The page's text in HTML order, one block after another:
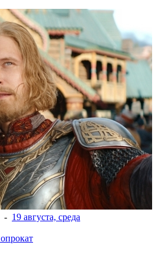
- 19 августа, среда